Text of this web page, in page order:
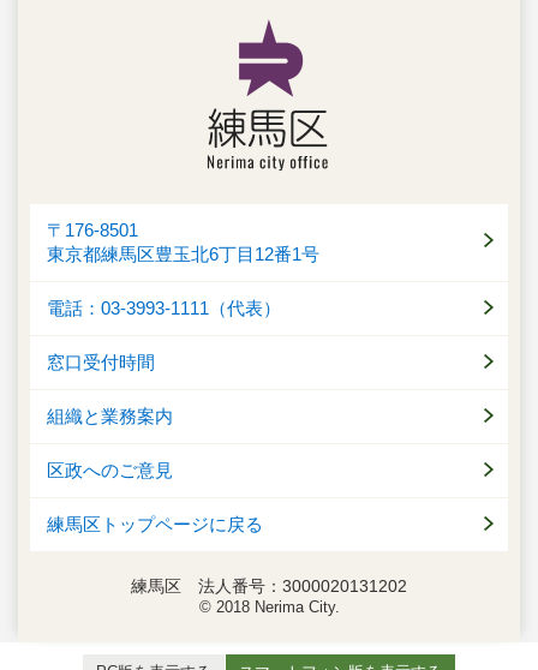
〒176-8501
東京都練馬区豊玉北6丁目12番1号
電話：03-3993-1111（代表）
窓口受付時間
組織と業務案内
区政へのご意見
練馬区トップページに戻る
練馬区 法人番号：3000020131202
© 2018 Nerima City.